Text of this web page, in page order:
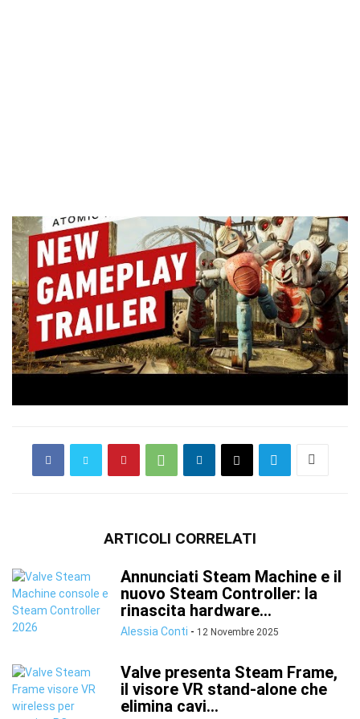
ARTICOLI CORRELATI
Annunciati Steam Machine e il
nuovo Steam Controller: la
rinascita hardware...
Alessia Conti - 12 Novembre 2025
Valve presenta Steam Frame,
il visore VR stand-alone che
elimina cavi...